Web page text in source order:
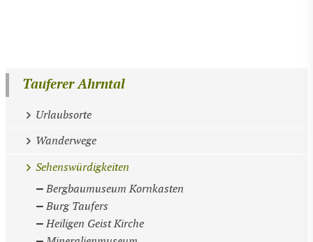
Tauferer Ahrntal
Urlaubsorte
Wanderwege
Sehenswürdigkeiten
Bergbaumuseum Kornkasten
Burg Taufers
Heiligen Geist Kirche